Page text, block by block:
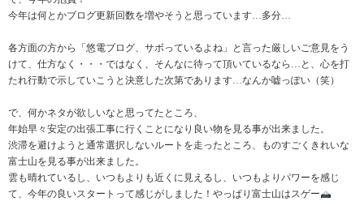
今年は何とかブログ更新回数を増やそうと思っています…多分…
各方面の方から「悠電ブログ、サボっているよね」と言った厳しいご意見をう
けて、仕方なく・・・ではなく、そんなに待って頂いているなら…と、心を打
たれ行動で示していこうと決意した次第であります…なんか嘘っぽい（笑）
で、何かネタが欲しいなと思ってたところ、
年始早々安定の出張工事に行くことになり良い物を見る事が出来ました。
渋滞を避けようと通常選択しないルートを走ったところ、ものすごくきれいな
富士山を見る事が出来ました。
雲も晴れているし、いつもよりも近くに見えるし、いつもよりパワーを感じ
て、今年の良いスタートって感じがしました！やっぱり富士山はスゲー